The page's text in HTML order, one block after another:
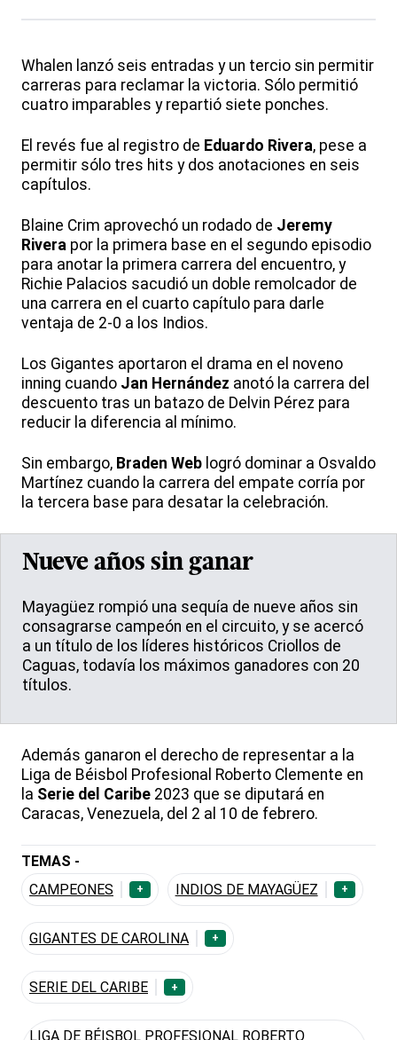
Whalen lanzó seis entradas y un tercio sin permitir
carreras para reclamar la victoria. Sólo permitió
cuatro imparables y repartió siete ponches.
El revés fue al registro de Eduardo Rivera, pese a
permitir sólo tres hits y dos anotaciones en seis
capítulos.
Blaine Crim aprovechó un rodado de Jeremy
Rivera por la primera base en el segundo episodio
para anotar la primera carrera del encuentro, y
Richie Palacios sacudió un doble remolcador de
una carrera en el cuarto capítulo para darle
ventaja de 2-0 a los Indios.
Los Gigantes aportaron el drama en el noveno
inning cuando Jan Hernández anotó la carrera del
descuento tras un batazo de Delvin Pérez para
reducir la diferencia al mínimo.
Sin embargo, Braden Web logró dominar a Osvaldo
Martínez cuando la carrera del empate corría por
la tercera base para desatar la celebración.
Nueve años sin ganar
Mayagüez rompió una sequía de nueve años sin
consagrarse campeón en el circuito, y se acercó
a un título de los líderes históricos Criollos de
Caguas, todavía los máximos ganadores con 20
títulos.
Además ganaron el derecho de representar a la
Liga de Béisbol Profesional Roberto Clemente en
la Serie del Caribe 2023 que se diputará en
Caracas, Venezuela, del 2 al 10 de febrero.
TEMAS -
CAMPEONES
+ INDIOS DE MAYAGÜEZ +
GIGANTES DE CAROLINA +
SERIE DEL CARIBE +
LIGA DE BÉISBOL PROFESIONAL ROBERTO